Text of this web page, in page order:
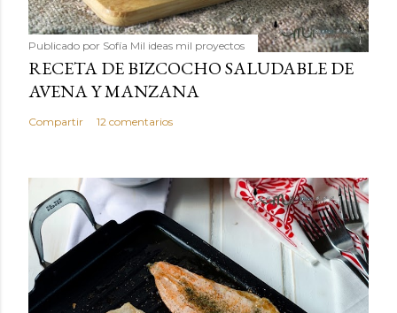
Publicado por Sofía Mil ideas mil proyectos
RECETA DE BIZCOCHO SALUDABLE DE
AVENA Y MANZANA
Compartir 12 comentarios